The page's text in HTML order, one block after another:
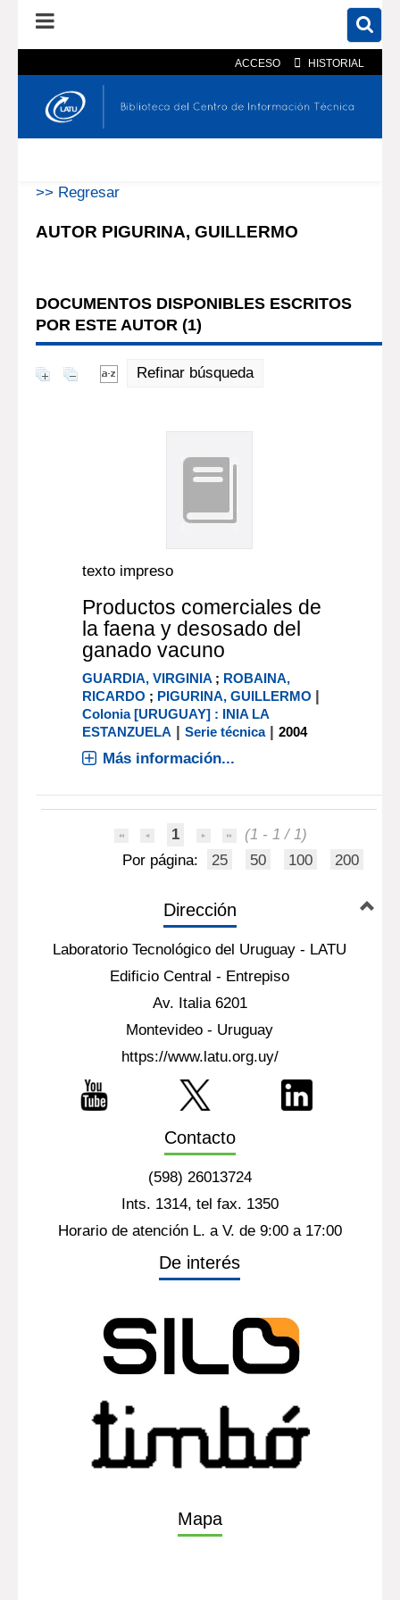
ACCESO HISTORIAL
En el catálogo En el sitio
>> Regresar
AUTOR PIGURINA, GUILLERMO
DOCUMENTOS DISPONIBLES ESCRITOS
POR ESTE AUTOR (1)
Refinar búsqueda
texto impreso
Productos comerciales de
la faena y desosado del
ganado vacuno
GUARDIA, VIRGINIA ; ROBAINA,
RICARDO ; PIGURINA, GUILLERMO |
Colonia [URUGUAY] : INIA LA
ESTANZUELA |Serie técnica|2004
Más información...
1
(1 - 1 / 1)
Por página:
25 50 100 200
Dirección
Laboratorio Tecnológico del Uruguay - LATU
Edificio Central - Entrepiso
Av. Italia 6201
Montevideo - Uruguay
https://www.latu.org.uy/
Contacto
(598) 26013724
Ints. 1314, tel fax. 1350
Horario de atención L. a V. de 9:00 a 17:00
De interés
Mapa